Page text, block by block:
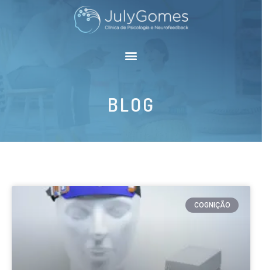
BLOG
COGNIÇÃO